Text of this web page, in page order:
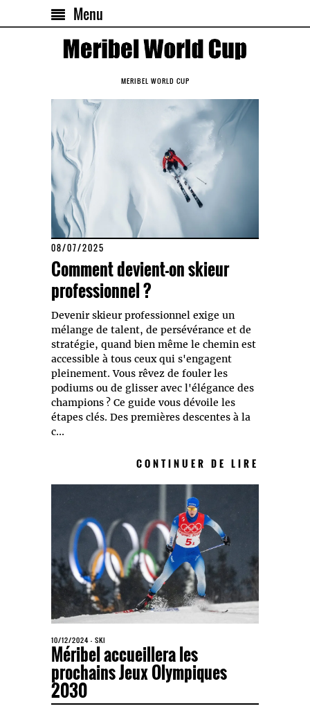
Menu
MERIBEL WORLD CUP
08/07/2025
Comment devient-on skieur
professionnel ?
Devenir skieur professionnel exige un
mélange de talent, de persévérance et de
stratégie, quand bien même le chemin est
accessible à tous ceux qui s'engagent
pleinement. Vous rêvez de fouler les
podiums ou de glisser avec l'élégance des
champions ? Ce guide vous dévoile les
étapes clés. Des premières descentes à la
c...
CONTINUER DE LIRE
10/12/2024 - SKI
Méribel accueillera les
prochains Jeux Olympiques
2030